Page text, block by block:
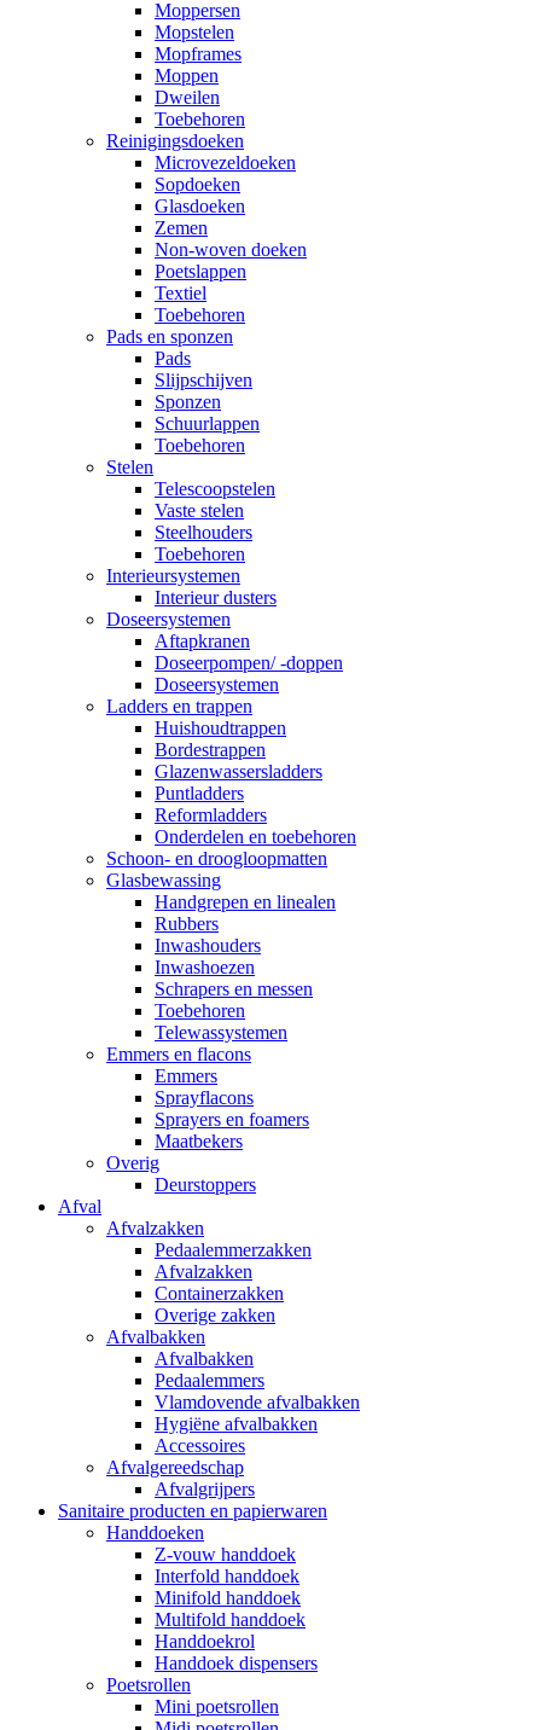
Moppersen
Mopstelen
Mopframes
Moppen
Dweilen
Toebehoren
Reinigingsdoeken
Microvezeldoeken
Sopdoeken
Glasdoeken
Zemen
Non-woven doeken
Poetslappen
Textiel
Toebehoren
Pads en sponzen
Pads
Slijpschijven
Sponzen
Schuurlappen
Toebehoren
Stelen
Telescoopstelen
Vaste stelen
Steelhouders
Toebehoren
Interieursystemen
Interieur dusters
Doseersystemen
Aftapkranen
Doseerpompen/ -doppen
Doseersystemen
Ladders en trappen
Huishoudtrappen
Bordestrappen
Glazenwassersladders
Puntladders
Reformladders
Onderdelen en toebehoren
Schoon- en droogloopmatten
Glasbewassing
Handgrepen en linealen
Rubbers
Inwashouders
Inwashoezen
Schrapers en messen
Toebehoren
Telewassystemen
Emmers en flacons
Emmers
Sprayflacons
Sprayers en foamers
Maatbekers
Overig
Deurstoppers
Afval
Afvalzakken
Pedaalemmerzakken
Afvalzakken
Containerzakken
Overige zakken
Afvalbakken
Afvalbakken
Pedaalemmers
Vlamdovende afvalbakken
Hygiëne afvalbakken
Accessoires
Afvalgereedschap
Afvalgrijpers
Sanitaire producten en papierwaren
Handdoeken
Z-vouw handdoek
Interfold handdoek
Minifold handdoek
Multifold handdoek
Handdoekrol
Handdoek dispensers
Poetsrollen
Mini poetsrollen